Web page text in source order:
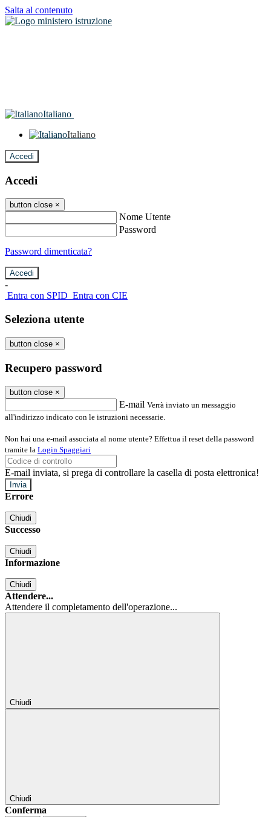
Salta al contenuto
Italiano
Italiano
Accedi
Accedi
button close ×
Nome Utente
Password
Password dimenticata?
-
Entra con SPID Entra con CIE
Seleziona utente
button close ×
Recupero password
button close ×
E-mail Verrà inviato un messaggio
all'indirizzo indicato con le istruzioni necessarie.
Non hai una e-mail associata al nome utente? Effettua il reset della password
tramite la Login Spaggiari
E-mail inviata, si prega di controllare la casella di posta elettronica!
Errore
Chiudi
Successo
Chiudi
Informazione
Chiudi
Attendere...
Attendere il completamento dell'operazione...
Chiudi
Chiudi
Conferma